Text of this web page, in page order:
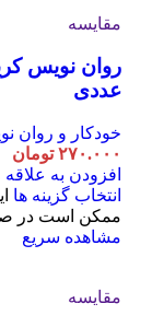
مقایسه
عددی
خودکار و روان
۲۷۰.۰۰۰ تومان
افزودن به
انتخاب گزینه ها
ممکن است در
مشاهده سریع
مقایسه